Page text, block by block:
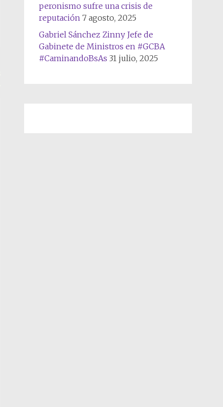
peronismo sufre una crisis de
reputación 7 agosto, 2025
Gabriel Sánchez Zinny Jefe de
Gabinete de Ministros en #GCBA
#CaminandoBsAs 31 julio, 2025